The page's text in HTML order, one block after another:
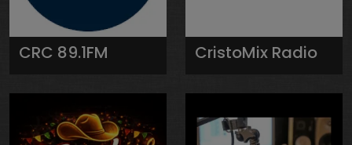
CRC 89.1FM CristoMix Radio